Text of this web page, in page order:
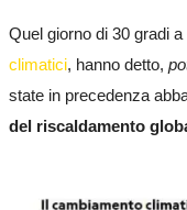
Quel giorno di 30 gradi
climatici, hanno detto,
state in precedenza
del riscaldamento